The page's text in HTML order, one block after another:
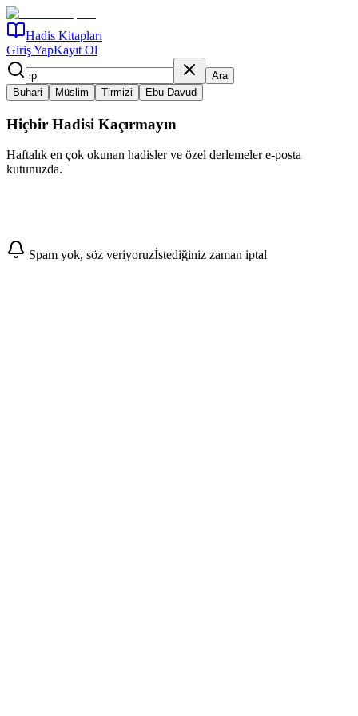
Hadis Kitapları
Giriş YapKayıt Ol
Ara
Buhari
Müslim Tirmizi Ebu Davud
Hiçbir Hadisi Kaçırmayın
Haftalık en çok okunan hadisler ve özel derlemeler e-posta
kutunuzda.
Abone Ol
Spam yok, söz veriyoruzİstediğiniz zaman iptal